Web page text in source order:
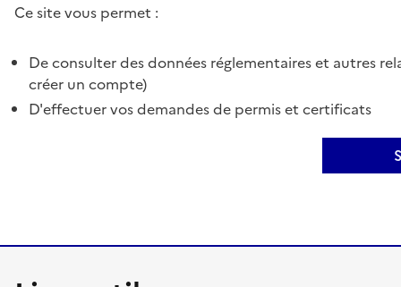
Ce site vous permet :
De consulter des données réglementaires et autres
créer un compte)
D'effectuer vos demandes de permis et certificats